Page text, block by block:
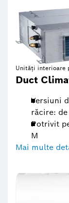
Unități interioare
Duct
Versiuni
răcire:
Potrivit
M
Mai multe